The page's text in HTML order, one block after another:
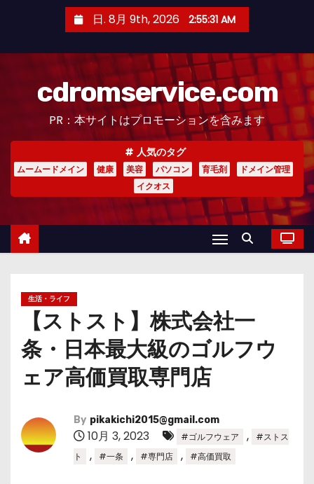
日. 8月 9th, 2026 2:55:32 AM
cdromservice.com
PR：本サイトはプロモーションを含みます
人気のタグ
ムームードメイン 健康 美容 パソコン 育毛剤
ドメイン管理
イクオス
生活・ライフ
【ストスト】株式会社一
条・日本最大級のゴルフウ
ェア高価買取専門店
By pikakichi2015@gmail.com
10月 3, 2023 #ゴルフウェア ,
#ストス
ト
, #一条 , #専門店 , #高価買取